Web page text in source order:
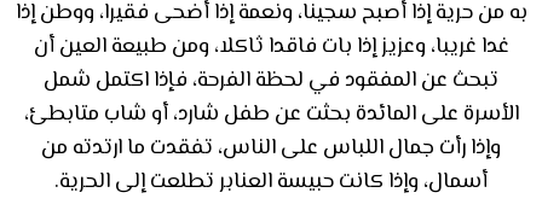
به من حرية إذا أصبح سجينا، ونعمة إذا أضحى فقيرا، ووطن إذا
غدا غريبا، وعزيز إذا بات فاقدا ثاكلا، ومن طبيعة العين أن
تبحث عن المفقود في لحظة الفرحة، فإذا اكتمل شمل
الأسرة على المائدة بحثت عن طفل شارد، أو شاب متابطئ،
وإذا رأت جمال اللباس على الناس، تفقدت ما ارتدته من
أسمال، وإذا كانت حبيسة العنابر تطلعت إلى الحرية.